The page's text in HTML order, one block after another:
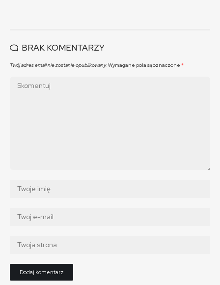
BRAK KOMENTARZY
Twój adres email nie zostanie opublikowany. Wymagane pola są oznaczone *